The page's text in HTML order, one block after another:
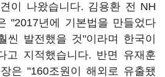
이 나왔습니다. 김용환 전 NH
"2017년에 기본법을 만들었다
씬 발전했을 것"이라며 한국이
고 지적했습니다. 반면 유재훈
은 "160조원이 해외로 유출됐